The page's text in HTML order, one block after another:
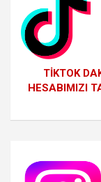
TİKTOK
HESABIMIZI